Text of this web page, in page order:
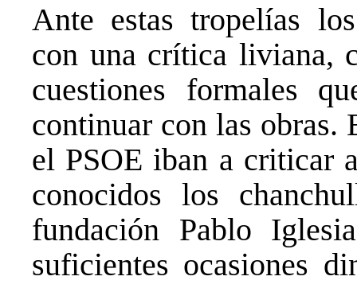
Ante estas tropelías
con una crítica liviana,
cuestiones formales
continuar con las
el PSOE iban a criticar
conocidos los
fundación Pablo
suficientes ocasiones